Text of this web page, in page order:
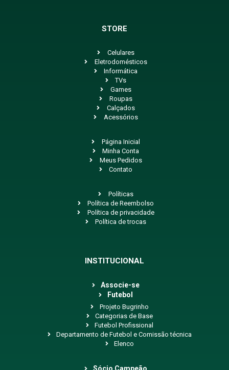
STORE
Celulares
Eletrodomésticos
Informática
TVs
Games
Roupas
Calçados
Acessórios
Página Inicial
Minha Conta
Meus Pedidos
Contato
Políticas
Política de Reembolso
Política de privacidade
Política de trocas
INSTITUCIONAL
Associe-se
Futebol
Projeto Bugrinho
Categorias de Base
Futebol Profissional
Departamento de Futebol e Comissão técnica
Elenco